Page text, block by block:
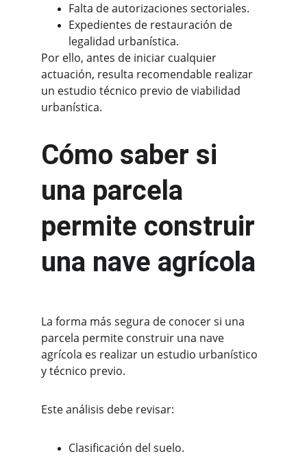
Falta de autorizaciones sectoriales.
Expedientes de restauración de
legalidad urbanística.
Por ello, antes de iniciar cualquier
actuación, resulta recomendable realizar
un estudio técnico previo de viabilidad
urbanística.
Cómo saber si
una parcela
permite construir
una nave agrícola
La forma más segura de conocer si una
parcela permite construir una nave
agrícola es realizar un estudio urbanístico
y técnico previo.
Este análisis debe revisar:
Clasificación del suelo.